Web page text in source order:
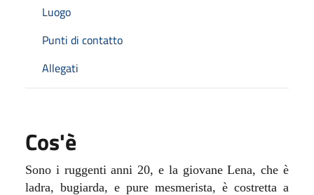
Luogo
Punti di contatto
Allegati
Cos'è
Sono i ruggenti anni 20, e la giovane Lena, che è
ladra, bugiarda, e pure mesmerista, è costretta a